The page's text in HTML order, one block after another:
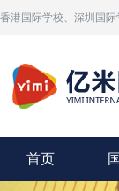
香港国际学校、深圳国
首页